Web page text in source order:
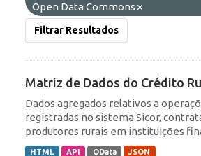
Open Data Commons
Filtrar Resultados
Matriz de Dados do Crédito
Dados agregados relativos a
registradas no sistema Sicor,
produtores rurais em instituições
HTML API OData JSON